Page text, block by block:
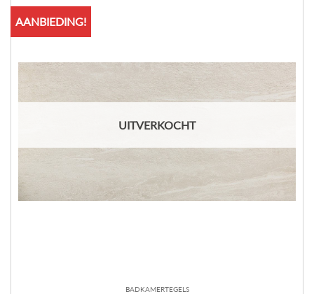
AANBIEDING!
UITVERKOCHT
BADKAMERTEGELS